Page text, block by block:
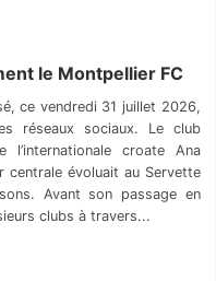
le Montpellier FC
ce vendredi 31 juillet 2026,
réseaux sociaux. Le club
croate Ana
centrale évoluait au Servette
Avant son passage en
clubs à travers...